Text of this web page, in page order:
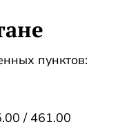
пунктов:
/ 461.00